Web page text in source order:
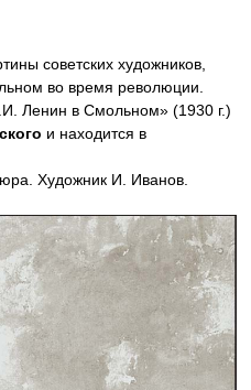
советских художников,
во время революции.
Ленин в Смольном» (1930 г.)
и находится в
Художник И. Иванов.